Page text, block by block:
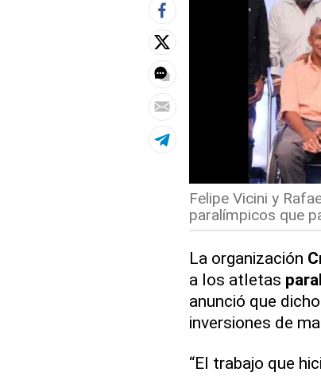
Felipe Vicini y
paralímpicos que
La organización
a los atletas
anunció que
inversiones de
“El trabajo que